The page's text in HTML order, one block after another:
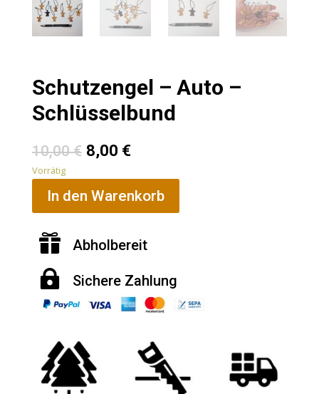
Schutzengel – Auto –
Schlüsselbund
10,00€ 8,00 €
Vorrätig
In den Warenkorb
 Abholbereit
 Sichere Zahlung